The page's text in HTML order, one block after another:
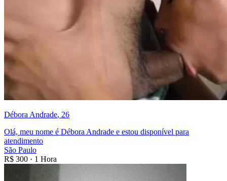
Débora Andrade, 26
Olá, meu nome é Débora Andrade e estou disponível para
atendimento
São Paulo
R$ 300 · 1 Hora